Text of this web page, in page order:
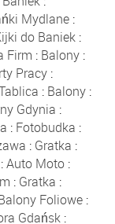
Mydlane :
do Baniek :
Firm : Balony :
Pracy:
: Balony:
Gdynia :
: Fotobudka :
: Gratka :
:Auto Moto :
: Gratka :
Foliowe :
Gdańsk :